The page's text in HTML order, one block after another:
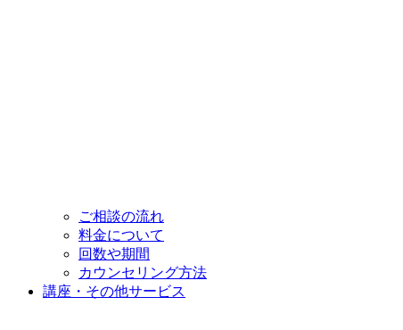
ご相談の流れ
料金について
回数や期間
カウンセリング方法
講座・その他サービス